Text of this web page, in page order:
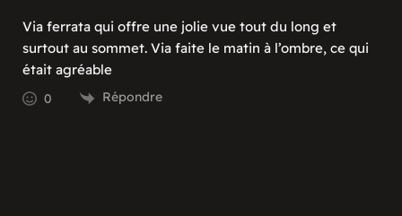
Via ferrata qui offre une jolie vue tout du long et
surtout au sommet. Via faite le matin à l’ombre, ce qui
était agréable
0 Répondre